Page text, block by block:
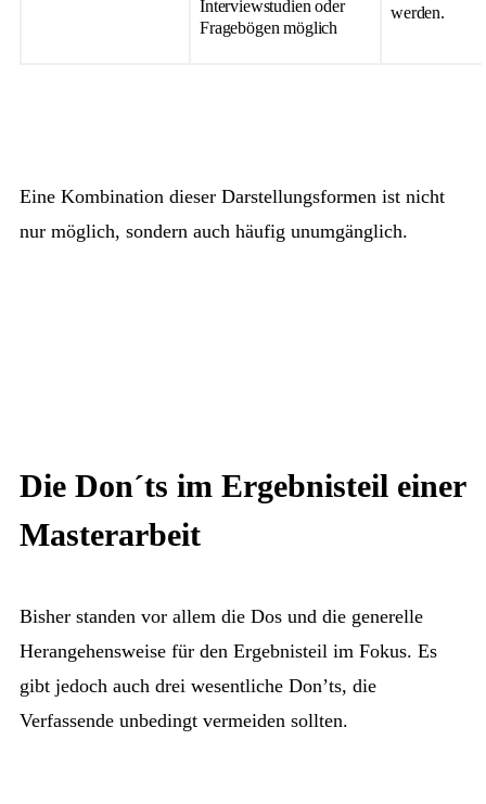
Interviewstudien oder
Fragebögen möglich
werden.
Eine Kombination dieser Darstellungsformen ist nicht
nur möglich, sondern auch häufig unumgänglich.
Die Don´ts im Ergebnisteil einer
Masterarbeit
Bisher standen vor allem die Dos und die generelle
Herangehensweise für den Ergebnisteil im Fokus. Es
gibt jedoch auch drei wesentliche Don’ts, die
Verfassende unbedingt vermeiden sollten.